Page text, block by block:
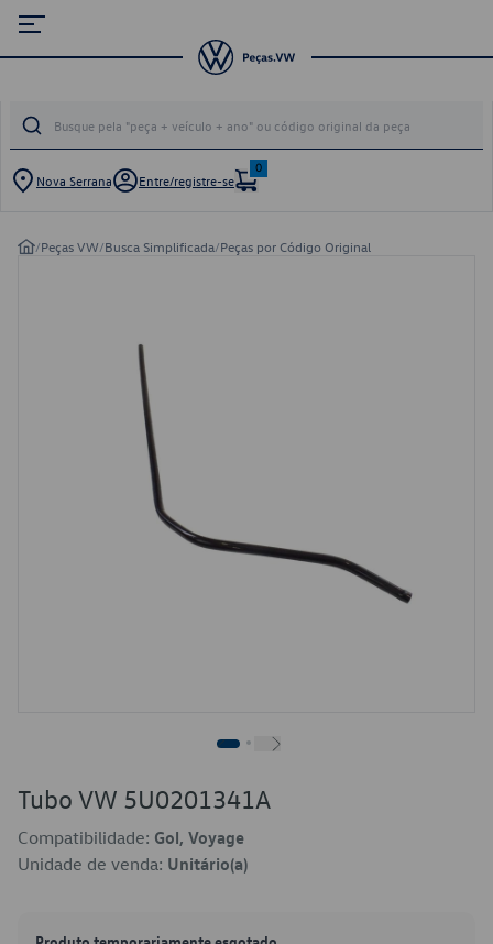
Nova Serrana Entre/registre-se
0
/Peças VW/Busca Simplificada/Peças por Código Original
Tubo VW 5U0201341A
Compatibilidade: Gol, Voyage
Unidade de venda: Unitário(a)